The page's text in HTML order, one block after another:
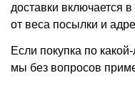
доставки включается
от веса посылки и
Если покупка по
мы без вопросов